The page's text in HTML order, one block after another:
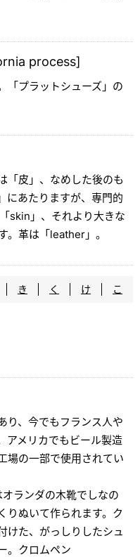
process]
「プラットシューズ」の
「皮」、なめした後のも
にあたりますが、専門的
skin」、それより大きな
。革は「leather」。
き く け こ
り、今でもフランス人や
アメリカでもビール製造
場の一部で使用されてい
ランダの木靴でしなの
りぬいて作られます。ク
けた、がっしりしたシュ
。クロムペン